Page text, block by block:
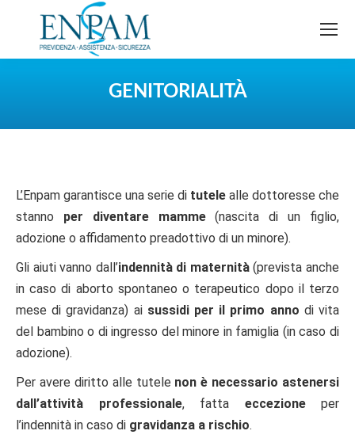
GENITORIALITÀ
L’Enpam garantisce una serie di tutele alle dottoresse che
stanno per diventare mamme(nascita di un figlio,
adozione o affidamento preadottivo di un minore).
Gli aiuti vanno dall’indennità di maternità(prevista anche
in caso di aborto spontaneo o terapeutico dopo il terzo
mese di gravidanza) ai sussidi per il primo anno di vita
del bambino o di ingresso del minore in famiglia (in caso di
adozione).
Per avere diritto alle tutele non è necessario astenersi
dall’attività professionale, fatta eccezioneper
l’indennità in caso di gravidanza a rischio.